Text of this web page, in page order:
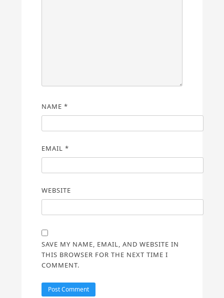
NAME *
EMAIL *
WEBSITE
SAVE MY NAME, EMAIL, AND WEBSITE IN
THIS BROWSER FOR THE NEXT TIME I
COMMENT.